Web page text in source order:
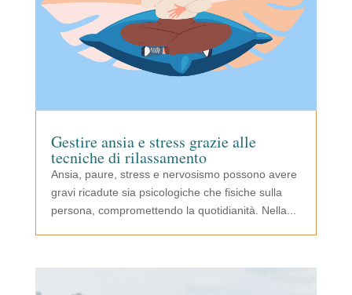
Gestire ansia e stress grazie alle
tecniche di rilassamento
Ansia, paure, stress e nervosismo possono avere
gravi ricadute sia psicologiche che fisiche sulla
persona, compromettendo la quotidianità. Nella...